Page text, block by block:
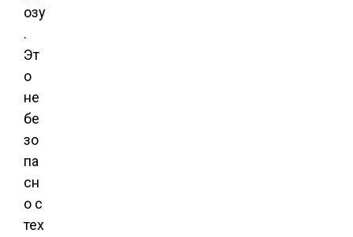
озу
.
Эт
о
не
бе
зо
па
сн
о с
тех